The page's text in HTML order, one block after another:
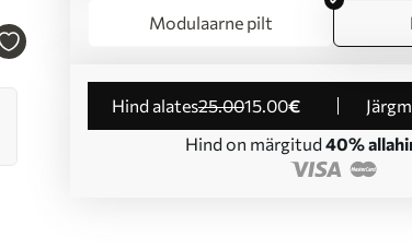
Modulaarne pilt
Hind alates25.0015.00€
Hind on märgitud 40%